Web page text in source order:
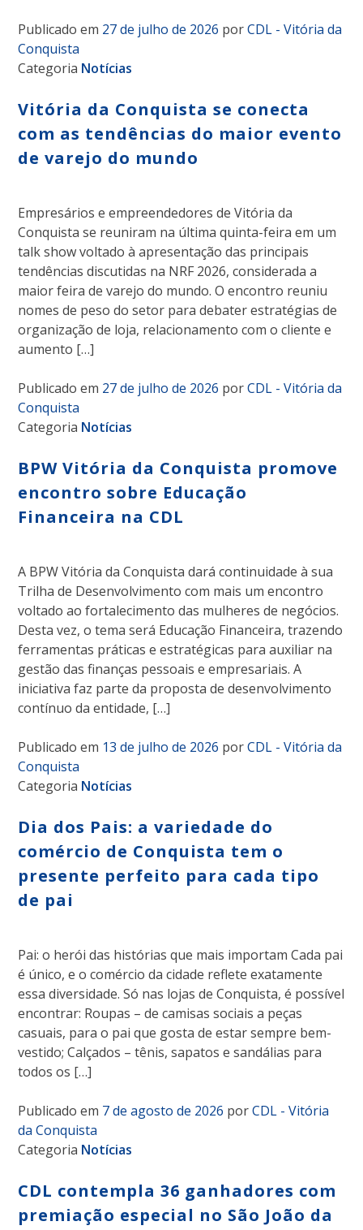
Publicado em 27 de julho de 2026 porCDL - Vitória da
Conquista
Categoria Notícias
Vitória da Conquista se conecta
com as tendências do maior evento
de varejo do mundo
Empresários e empreendedores de Vitória da
Conquista se reuniram na última quinta-feira em um
talk show voltado à apresentação das principais
tendências discutidas na NRF 2026, considerada a
maior feira de varejo do mundo. O encontro reuniu
nomes de peso do setor para debater estratégias de
organização de loja, relacionamento com o cliente e
aumento […]
Publicado em 27 de julho de 2026 porCDL - Vitória da
Conquista
Categoria Notícias
BPW Vitória da Conquista promove
encontro sobre Educação
Financeira na CDL
A BPW Vitória da Conquista dará continuidade à sua
Trilha de Desenvolvimento com mais um encontro
voltado ao fortalecimento das mulheres de negócios.
Desta vez, o tema será Educação Financeira, trazendo
ferramentas práticas e estratégicas para auxiliar na
gestão das finanças pessoais e empresariais. A
iniciativa faz parte da proposta de desenvolvimento
contínuo da entidade, […]
Publicado em 13 de julho de 2026 porCDL - Vitória da
Conquista
Categoria Notícias
Dia dos Pais: a variedade do
comércio de Conquista tem o
presente perfeito para cada tipo
de pai
Pai: o herói das histórias que mais importam Cada pai
é único, e o comércio da cidade reflete exatamente
essa diversidade. Só nas lojas de Conquista, é possível
encontrar: Roupas – de camisas sociais a peças
casuais, para o pai que gosta de estar sempre bem-
vestido; Calçados – tênis, sapatos e sandálias para
todos os […]
Publicado em 7 de agosto de 2026 porCDL - Vitória
da Conquista
Categoria Notícias
CDL contempla 36 ganhadores com
premiação especial no São João da